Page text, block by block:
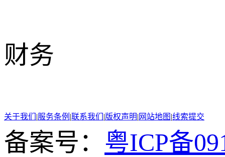
财务
关于我们 |服务条例 |联系我们 |版权声明| 网站地图 |线索提交
备案号： 粤ICP备